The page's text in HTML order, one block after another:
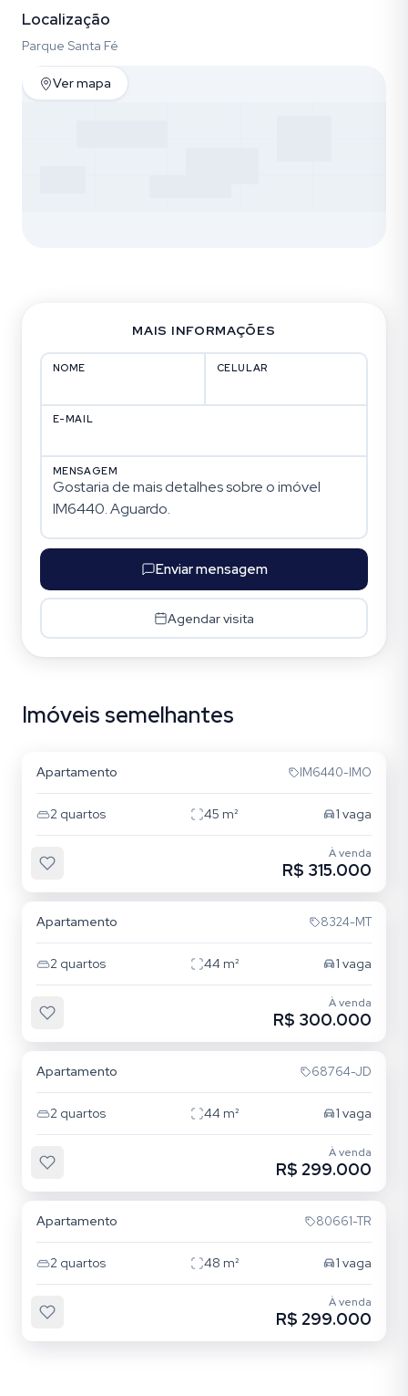
Localização
Parque Santa Fé
Ver mapa
MAIS INFORMAÇÕES
NOME CELULAR
E-MAIL
MENSAGEM
Enviar mensagem
Agendar visita
Imóveis semelhantes
Parque Santa Fé
Apartamento IM6440-IMO
2 quartos 45 m² 1 vaga
À venda
R$ 315.000
Apartamento 8324-MT
2 quartos 44 m² 1 vaga
À venda
R$ 300.000
Apartamento 68764-JD
2 quartos 44 m² 1 vaga
À venda
R$ 299.000
Apartamento 80661-TR
2 quartos 48 m² 1 vaga
À venda
R$ 299.000